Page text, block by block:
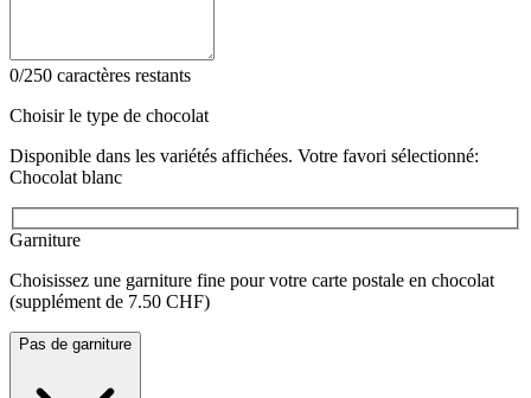
0/250 caractères restants
Choisir le type de chocolat
Disponible dans les variétés affichées. Votre favori sélectionné:
Chocolat blanc
Garniture
Choisissez une garniture fine pour votre carte postale en chocolat
(supplément de 7.50 CHF)
Pas de garniture